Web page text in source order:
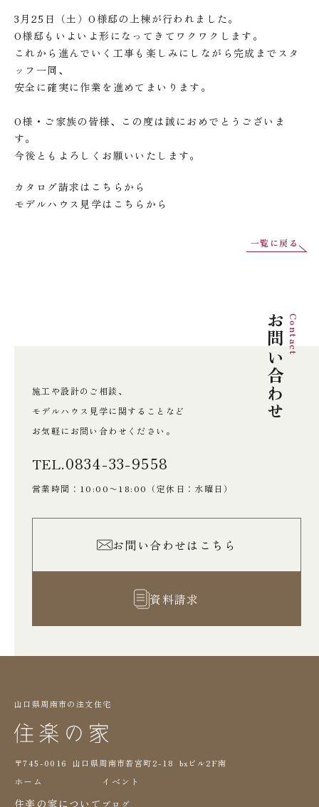
3月25日（土）O様邸の上棟が行われました。
O様邸もいよいよ形になってきてワクワクします。
これから進んでいく工事も楽しみにしながら完成までスタ
ッフ一同、
安全に確実に作業を進めてまいります。
O様・ご家族の皆様、この度は誠におめでとうございま
す。
今後ともよろしくお願いいたします。
カタログ請求は こちら から
モデルハウス見学は こちら から
一覧に戻る
お問い合わせContact
施工や設計のご相談、
モデルハウス見学に関することなど
お気軽にお問い合わせください。
TEL.0834-33-9558
営業時間：10:00〜18:00 （定休日：水曜日）
お問い合わせはこちら
資料請求
山口県周南市の注文住宅
〒745-0016 山口県周南市若宮町2-18 bxビル2F南
ホーム
住楽の家について
イベント
ブログ